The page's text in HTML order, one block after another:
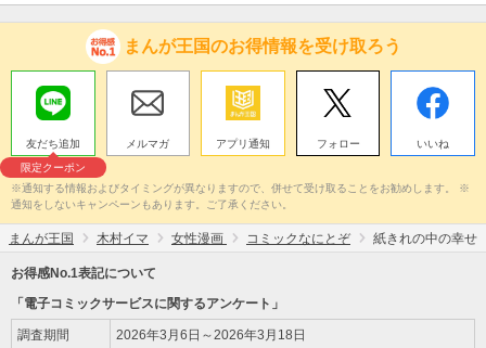
まんが王国のお得情報を受け取ろう
友だち追加
限定クーポン
メルマガ アプリ通知 フォロー いいね
※通知する情報およびタイミングが異なりますので、併せて受け取ることをお勧めします。 ※
通知をしないキャンペーンもあります。ご了承ください。
まんが王国 木村イマ 女性漫画 コミックなにとぞ 紙きれの中の幸せ
お得感No.1表記について
「電子コミックサービスに関するアンケート」
調査期間 2026年3月6日～2026年3月18日